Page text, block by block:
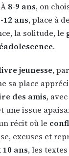
8-9 ans, on
12 ans, place à
la solitude, le
.
jeunesse,
sa place
des amis,
issue
récit où le
excuses et
ans, les